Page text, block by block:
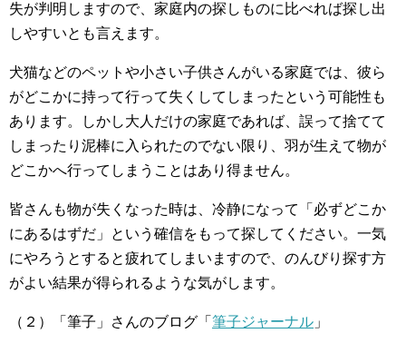
失が判明しますので、家庭内の探しものに比べれば探し出
しやすいとも言えます。
犬猫などのペットや小さい子供さんがいる家庭では、彼ら
がどこかに持って行って失くしてしまったという可能性も
あります。しかし大人だけの家庭であれば、誤って捨てて
しまったり泥棒に入られたのでない限り、羽が生えて物が
どこかへ行ってしまうことはあり得ません。
皆さんも物が失くなった時は、冷静になって「必ずどこか
にあるはずだ」という確信をもって探してください。一気
にやろうとすると疲れてしまいますので、のんびり探す方
がよい結果が得られるような気がします。
（２）「筆子」さんのブログ「 筆子ジャーナル 」